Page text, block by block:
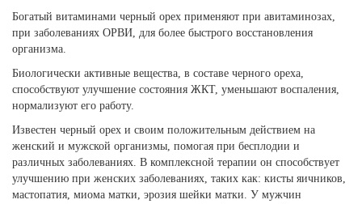
Богатый витаминами черный орех применяют при авитаминозах,
при заболеваниях ОРВИ, для более быстрого восстановления
организма.
Биологически активные вещества, в составе черного ореха,
способствуют улучшение состояния ЖКТ, уменьшают воспаления,
нормализуют его работу.
Известен черный орех и своим положительным действием на
женский и мужской организмы, помогая при бесплодии и
различных заболеваниях. В комплексной терапии он способствует
улучшению при женских заболеваниях, таких как: кисты яичников,
мастопатия, миома матки, эрозия шейки матки. У мужчин